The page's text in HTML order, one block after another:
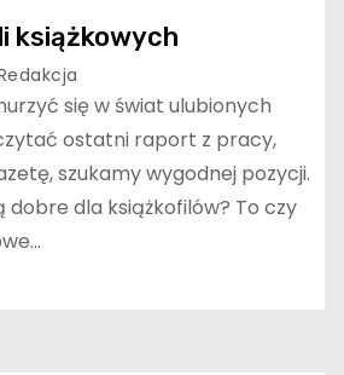
książkowych
się w świat ulubionych
ostatni raport z pracy,
szukamy wygodnej pozycji.
dla książkofilów? To czy